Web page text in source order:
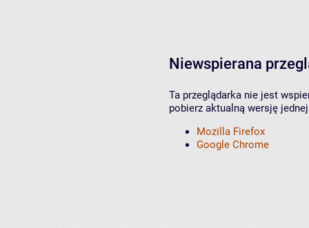
Niewspierana
Ta przeglądarka nie jest
pobierz aktualną wersję
Mozilla Firefox
Google Chrome